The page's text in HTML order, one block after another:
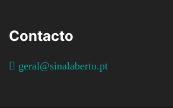
Contacto
geral@sinalaberto.pt